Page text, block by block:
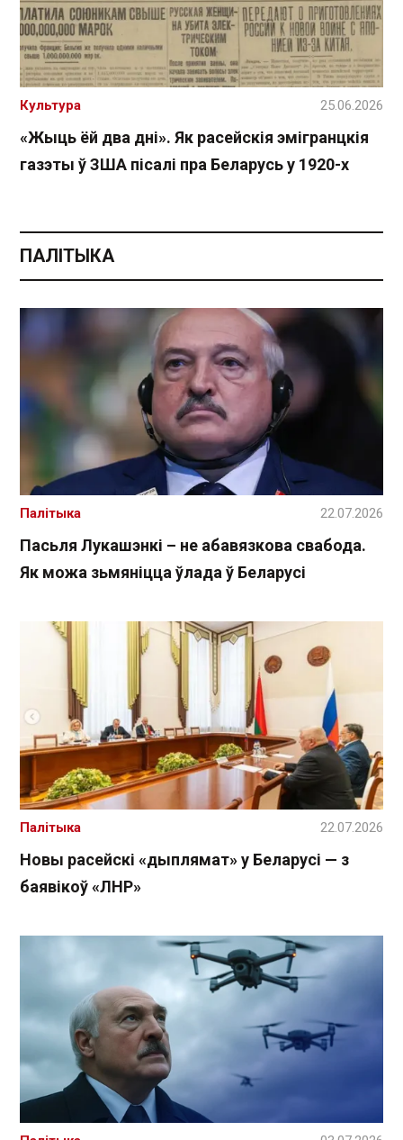
«Жыць ёй два дні». Як расейскія эмігранцкія
газэты ў ЗША пісалі пра Беларусь у 1920-х
Культура 25.06.2026
ПАЛІТЫКА
Пасьля Лукашэнкі – не абавязкова свабода.
Як можа зьмяніцца ўлада ў Беларусі
Палітыка 22.07.2026
Новы расейскі «дыплямат» у Беларусі — з
баявікоў «ЛНР»
Палітыка 22.07.2026